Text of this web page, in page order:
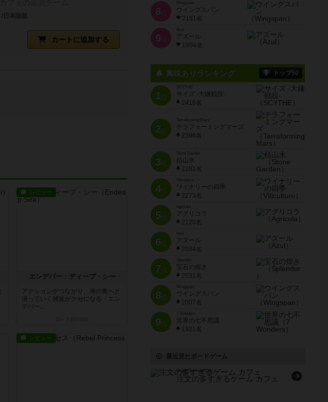
カートに追加する
レビュー
エンデバー：ディープ・シー
アクションがつながり、海の奥へと
潜っていく感覚がクセになる「エン
デバー...
レビュー
8 位
Wingspan
ウイングスパン
2151名
9 位
Azul
アズール
1904名
興味ありランキング トップ50
1位
SCYTHE
サイズ -大鎌戦役-
2416名
2位
Terraforming Mars
テラフォーミングマーズ
2396名
3位
Stone Garden
枯山水
2281名
4位
Viticulture
ワイナリーの四季
2273名
5位
Agricola
アグリコラ
2120名
6位
Azul
アズール
2034名
7位
宝石の煌き
2031名
8位
Wingspan
ウイングスパン
2007名
9位
7 Wonders
世界の七不思議
1921名
最近見たボードゲーム
Order Overload Cafe
注文の多すぎるゲーム カフェ